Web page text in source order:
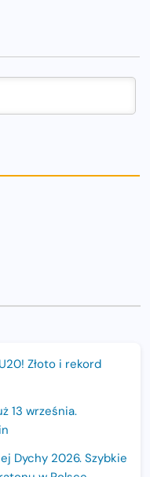
Złoto i rekord
13 września.
Dychy 2026. Szybkie